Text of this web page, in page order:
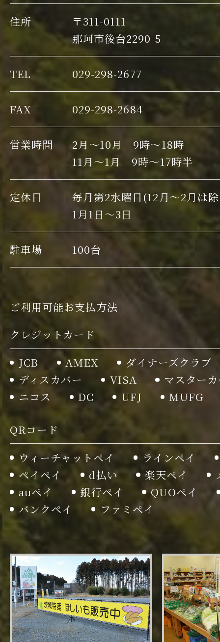
住所
〒311-0111
那珂市後台2290-5
TEL 029-298-2677
FAX 029-298-2684
営業時間
2月～10月 9時～18時
11月～1月 9時～17時半
定休日
毎月第2水曜日(12月～2月は
1月1日～3日
駐車場 100台
ご利用可能お支払方法
クレジットカード
JCB
AMEX
ダイナーズクラブ
ディスカバー
VISA
マスター
ニコス
DC UFJ MUFG
QRコード
ウィーチャットペイ
ラインペイ
ペイペイ
d払い 楽天ペイ
auペイ
銀行ペイ
QUOペイ
バンクペイ
ファミペイ